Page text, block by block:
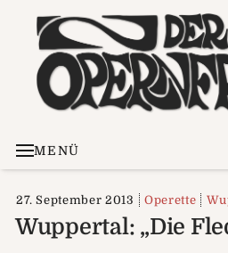
MENÜ
27. September 2013 Operette
Wuppertal: „Die